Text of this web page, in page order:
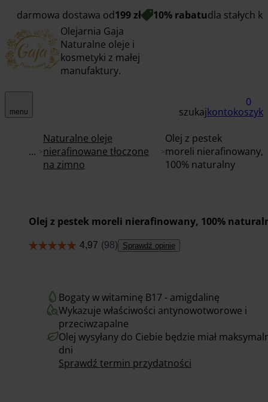
darmowa dostawa od199 zł 10% rabatudla stałych
Olejarnia Gaja
Naturalne oleje i
kosmetyki z małej
manufaktury.
menu szukajkonto
0
koszyk
...
Naturalne oleje
nierafinowane tłoczone
na zimno
Olej z pestek
moreli nierafinowany,
100% naturalny
Olej z pestek moreli nierafinowany, 100%
Sprawdź opinie
Bogaty w witaminę B17 - amigdalinę
Wykazuje właściwości antynowotworowe i
przeciwzapalne
Olej wysyłany do Ciebie będzie miał
dni
Sprawdź termin przydatności